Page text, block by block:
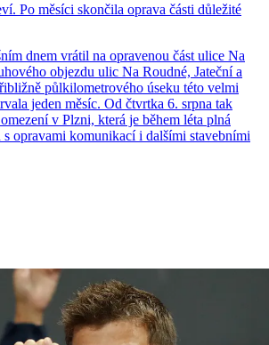
Po měsíci skončila oprava části důležité
dnem vrátil na opravenou část ulice Na
objezdu ulic Na Roudné, Jateční a
půlkilometrového úseku této velmi
jeden měsíc. Od čtvrtka 6. srpna tak
v Plzni, která je během léta plná
opravami komunikací i dalšími stavebními